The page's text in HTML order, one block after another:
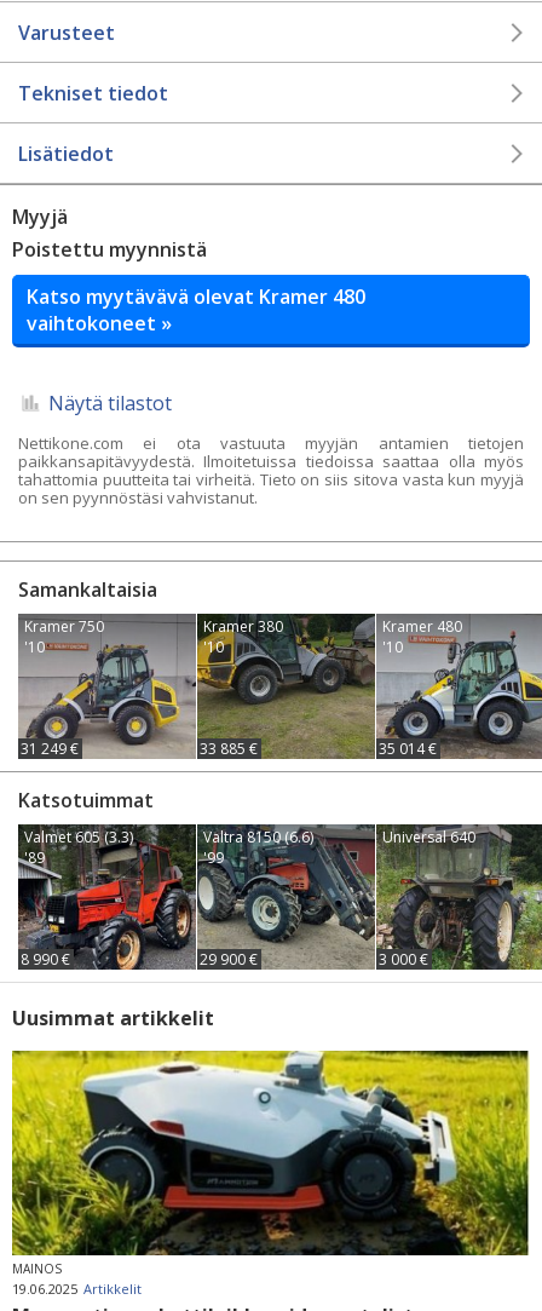
Varusteet
Tekniset tiedot
Lisätiedot
Myyjä
Poistettu myynnistä
Katso myytävävä olevat Kramer 480
vaihtokoneet »
Näytä tilastot
Nettikone.com ei ota vastuuta myyjän antamien tietojen
paikkansapitävyydestä. Ilmoitetuissa tiedoissa saattaa olla myös
tahattomia puutteita tai virheitä. Tieto on siis sitova vasta kun myyjä
on sen pyynnöstäsi vahvistanut.
Samankaltaisia
Kramer 750
'10
31 249 €
Kramer 380
'10
33 885 €
Kramer 480
'10
35 014 €
Katsotuimmat
Valmet 605 (3.3)
'89
8 990 €
Valtra 8150 (6.6)
'99
29 900 €
Universal 640
3 000 €
Uusimmat artikkelit
MAINOS
19.06.2025 Artikkelit